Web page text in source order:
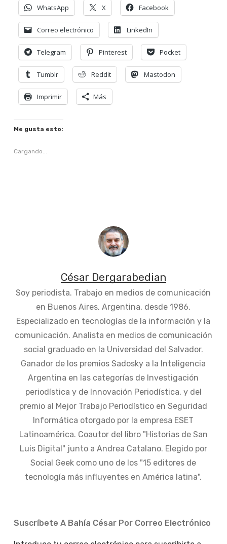
WhatsApp X Facebook
Correo electrónico LinkedIn
Telegram Pinterest Pocket
Tumblr Reddit Mastodon
Imprimir Más
Me gusta esto:
Cargando...
César Dergarabedian
Soy periodista. Trabajo en medios de comunicación
en Buenos Aires, Argentina, desde 1986.
Especializado en tecnologías de la información y la
comunicación. Analista en medios de comunicación
social graduado en la Universidad del Salvador.
Ganador de los premios Sadosky a la Inteligencia
Argentina en las categorías de Investigación
periodística y de Innovación Periodística, y del
premio al Mejor Trabajo Periodístico en Seguridad
Informática otorgado por la empresa ESET
Latinoamérica. Coautor del libro "Historias de San
Luis Digital" junto a Andrea Catalano. Elegido por
Social Geek como uno de los "15 editores de
tecnología más influyentes en América latina".
Suscríbete A Bahía César Por Correo Electrónico